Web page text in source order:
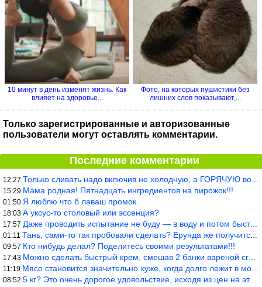
10 минут в день изменят жизнь. Как
влияет на здоровье...
Фото, на которых пушистики без
лишних слов показывают,...
Только зарегистрированные и авторизованные
пользователи могут оставлять комментарии.
Последние комментарии
12:27 Только сливать надо включив не холодную, а ГОРЯЧУЮ воду. Трубы в
15:29 Мама родная! Пятнадцать ингредиентов на пирожок!!!
01:50 Я люблю что б лаваш промок.
18:03 А уксус-то столовый или эссенция?
17:57 Даже проводить испытание не буду — в воду и потом быстро в раска
01:11 Тань, сами-то так пробовали сделать? Ерунда же получится. Нет, с
09:57 Кто нибудь делал? Поделитесь своими результатами!!!
17:43 Можно сделать быстрый крем, смешав 2 банки вареной сгущенки со с
11:19 Мясо становится значительно хуже, когда долго лежит в морозилке
08:52 5 кг? Это очень дорогое удовольствие, исходя из цен на эту ягоду